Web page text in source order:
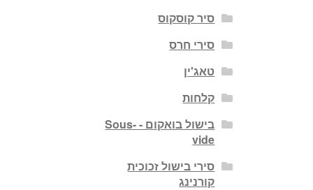
סיר קוסקוס
סירי חרס
טאג'ין
קלחות
בישול בואקום - Sous-
vide
סירי בישול זכוכית
קורנינג